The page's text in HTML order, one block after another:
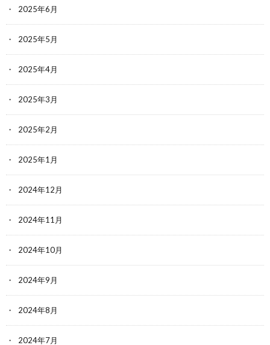
2025年6月
2025年5月
2025年4月
2025年3月
2025年2月
2025年1月
2024年12月
2024年11月
2024年10月
2024年9月
2024年8月
2024年7月